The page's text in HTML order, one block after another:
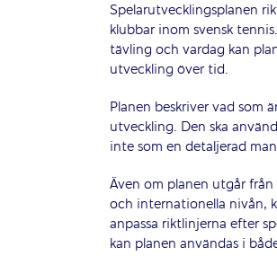
Spelarutvecklingsplanen
klubbar inom svensk
tävling och vardag kan
utveckling över tid.
Planen beskriver vad som
utveckling. Den ska
inte som en detaljerad
Även om planen utgår
och internationella nivån,
anpassa riktlinjerna efter
kan planen användas i